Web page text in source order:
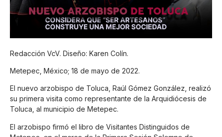
Redacción VcV. Diseño: Karen Colín.
Metepec, México; 18 de mayo de 2022.
El nuevo arzobispo de Toluca, Raúl Gómez González, realizó
su primera visita como representante de la Arquidiócesis de
Toluca, al municipio de Metepec.
El arzobispo firmó el libro de Visitantes Distinguidos de